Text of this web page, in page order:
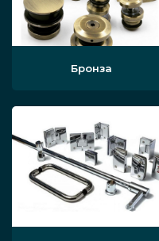
Бронза